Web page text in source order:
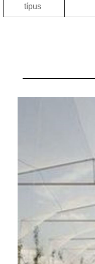
típus